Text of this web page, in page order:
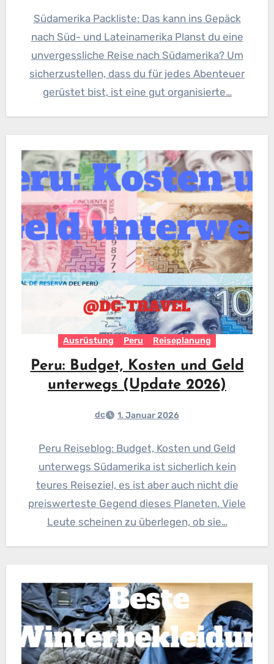
Südamerika Packliste: Das kann ins Gepäck
nach Süd- und Lateinamerika Planst du eine
unvergessliche Reise nach Südamerika? Um
sicherzustellen, dass du für jedes Abenteuer
gerüstet bist, ist eine gut organisierte…
Ausrüstung Peru Reiseplanung
Peru: Budget, Kosten und Geld
unterwegs (Update 2026)
dc 1. Januar 2026
Peru Reiseblog: Budget, Kosten und Geld
unterwegs Südamerika ist sicherlich kein
teures Reiseziel, es ist aber auch nicht die
preiswerteste Gegend dieses Planeten. Viele
Leute scheinen zu überlegen, ob sie…